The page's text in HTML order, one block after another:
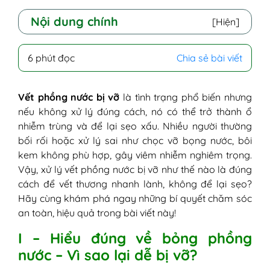
Nội dung chính [Hiện]
I - Hiểu đúng về bỏng phồng nước - Vì sao
lại dễ bị vỡ?
2. Nguyên nhân khiến vết bỏng bị
phồng nước
3. Tại sao vết phồng nước dễ bị vỡ?
II - Bỏng phồng nước bao lâu thì vỡ? Có
nên chủ động làm vỡ không?
III - Vết bỏng phồng nước bị vỡ có sao
không?
1. Kích thước và mức độ bỏng
2. Vị trí vết bỏng
IV - Vết bỏng phồng nước bị vỡ phải làm
sao? Hướng dẫn xử lý đúng cách
6 phút đọc Chia sẻ bài viết
Vết phồng nước bị vỡ là tình trạng phổ biến nhưng
nếu không xử lý đúng cách, nó có thể trở thành ổ
nhiễm trùng và để lại sẹo xấu. Nhiều người thường
bối rối hoặc xử lý sai như chọc vỡ bọng nước, bôi
kem không phù hợp, gây viêm nhiễm nghiêm trọng.
Vậy, xử lý vết phồng nước bị vỡ như thế nào là đúng
cách để vết thương nhanh lành, không để lại sẹo?
Hãy cùng khám phá ngay những bí quyết chăm sóc
an toàn, hiệu quả trong bài viết này!
I – Hiểu đúng về bỏng phồng
nước – Vì sao lại dễ bị vỡ?